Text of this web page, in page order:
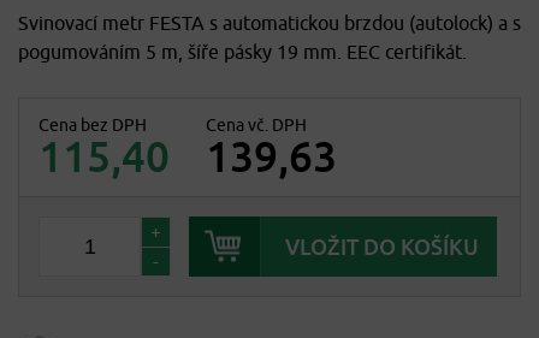
Svinovací metr FESTA s automatickou brzdou (autolock) a s
pogumováním 5 m, šíře pásky 19 mm. EEC certifikát.
Cena bez DPH
115,40
Cena vč. DPH
139,63
+
-